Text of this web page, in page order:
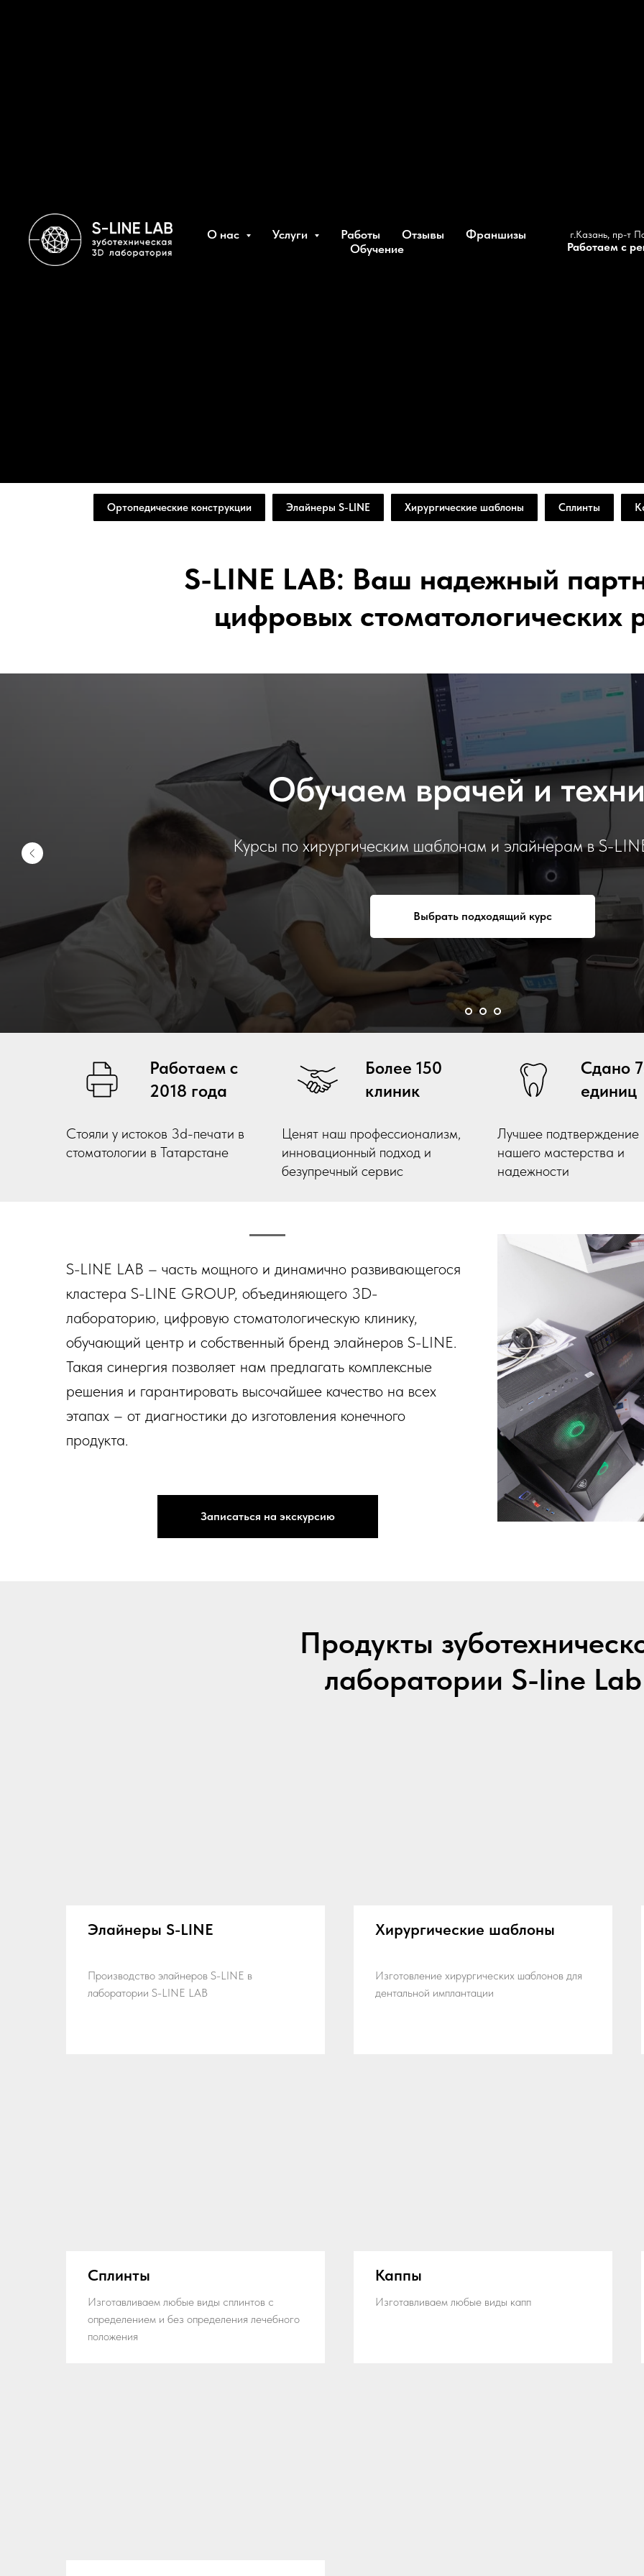
О нас Услуги Работы Отзывы
Франшизы
Обучение
г.Казань, пр-т
Работаем с
Ортопедические конструкции Элайнеры S-LINE Хирургические шаблоны Сплинты
S-LINE LAB: Ваш надежный
цифровых стоматологических
Обучаем врачей и
Курсы по хирургическим шаблонам и элайнерам в S-
Выбрать подходящий курс
Работаем с
2018 года
Стояли у истоков 3d-печати в
стоматологии в Татарстане
Более 150
клиник
Ценят наш профессионализм,
инновационный подход и
безупречный сервис
Сдано
единиц
Лучшее подтверждение
нашего мастерства и
надежности
S-LINE LAB – часть мощного и динамично развивающегося
кластера S-LINE GROUP, объединяющего 3D-
лабораторию, цифровую стоматологическую клинику,
обучающий центр и собственный бренд элайнеров S-LINE.
Такая синергия позволяет нам предлагать комплексные
решения и гарантировать высочайшее качество на всех
этапах – от диагностики до изготовления конечного
продукта.
Записаться на экскурсию
Продукты
лаборатории S-line Lab
Элайнеры S-LINE
Производство элайнеров S-LINE в
лаборатории S-LINE LAB
Хирургические шаблоны
Изготовление хирургических шаблонов для
дентальной имплантации
Сплинты
Изготавливаем любые виды сплинтов с
определением и без определения лечебного
положения
Каппы
Изготавливаем любые виды капп